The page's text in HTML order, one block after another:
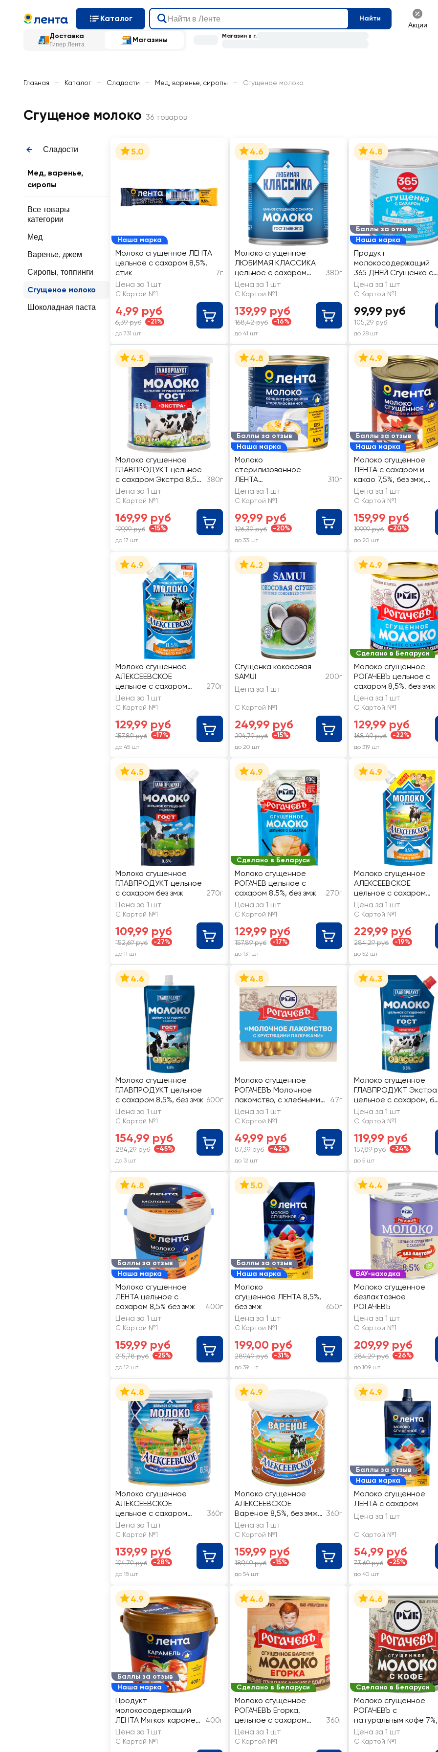
Каталог Найти
Акции
Доставка
Гипер Лента
Магазины Магазин в г.
Главная — Каталог — Сладости — Мед, варенье, сиропы — Сгущеное молоко
Сгущеное молоко 36 товаров
Сладости
Мед, варенье,
сиропы
Все товары
категории
Мед
Варенье, джем
Сиропы, топпинги
Сгущеное молоко
Шоколадная паста
Наша марка
5.0
Молоко сгущенное ЛЕНТА
цельное с сахаром 8,5%,
стик
7г
Цена за 1 шт
С Картой №1
4,99 руб
6,39 руб -21%
до 731 шт
4.6
Молоко сгущенное
ЛЮБИМАЯ КЛАССИКА
цельное с сахаром
8,5% без змж
380г
Цена за 1 шт
С Картой №1
139,99 руб
168,42 руб -16%
до 41 шт
Баллы за отзыв
Наша марка
4.8
Продукт
молокосодержащий
365 ДНЕЙ Сгущенка с
сахаром 8,5%, 1%
молочный жир, с змж
Цена за 1 шт
С Картой №1
99,99 руб
105,29 руб
до 28 шт
4.5
Молоко сгущенное
ГЛАВПРОДУКТ цельное
с сахаром Экстра 8,5%
без змж ГОСТ
380г
Цена за 1 шт
С Картой №1
169,99 руб
199,99 руб -15%
до 17 шт
Баллы за отзыв
Наша марка
4.8
Молоко
стерилизованное
ЛЕНТА
концентрированное
8,5% без змж
310г
Цена за 1 шт
С Картой №1
99,99 руб
126,39 руб -20%
до 33 шт
Баллы за отзыв
Наша марка
4.9
Молоко сгущенное
ЛЕНТА с сахаром и
какао 7,5%, без змж,
ГОСТ
Цена за 1 шт
С Картой №1
159,99 руб
199,99 руб -20%
до 20 шт
4.9
Молоко сгущенное
АЛЕКСЕЕВСКОЕ
цельное с сахаром
8,5%, без змж ГОСТ
270г
Цена за 1 шт
С Картой №1
129,99 руб
157,89 руб -17%
до 45 шт
4.2
Сгущенка кокосовая
SAMUI
200г
Цена за 1 шт
С Картой №1
249,99 руб
294,79 руб -15%
до 20 шт
Сделано в Беларуси
4.9
Молоко сгущенное
РОГАЧЕВЪ цельное с
сахаром 8,5%, без змж
Цена за 1 шт
С Картой №1
129,99 руб
168,49 руб -22%
до 319 шт
4.5
Молоко сгущенное
ГЛАВПРОДУКТ цельное
с сахаром без змж
270г
Цена за 1 шт
С Картой №1
109,99 руб
152,69 руб -27%
до 11 шт
Сделано в Беларуси
4.9
Молоко сгущенное
РОГАЧЕВ цельное с
сахаром 8,5%, без змж
270г
Цена за 1 шт
С Картой №1
129,99 руб
157,89 руб -17%
до 131 шт
4.9
Молоко сгущенное
АЛЕКСЕЕВСКОЕ
цельное с сахаром
8,5%, без змж ГОСТ
Цена за 1 шт
С Картой №1
229,99 руб
284,29 руб -19%
до 52 шт
4.6
Молоко сгущенное
ГЛАВПРОДУКТ цельное
с сахаром 8,5%, без змж 600г
Цена за 1 шт
С Картой №1
154,99 руб
284,29 руб -45%
до 3 шт
4.8
Молоко сгущенное
РОГАЧЕВЪ Молочное
лакомство, с хлебными
палочками
47г
Цена за 1 шт
С Картой №1
49,99 руб
87,39 руб -42%
до 12 шт
4.3
Молоко сгущенное
ГЛАВПРОДУКТ Экстра
цельное с сахаром,
змж, ГОСТ
Цена за 1 шт
С Картой №1
119,99 руб
157,89 руб -24%
до 5 шт
Баллы за отзыв
Наша марка
4.8
Молоко сгущенное
ЛЕНТА цельное с
сахаром 8,5% без змж
400г
Цена за 1 шт
С Картой №1
159,99 руб
215,78 руб -25%
до 12 шт
Баллы за отзыв
Наша марка
5.0
Молоко
сгущенное ЛЕНТА 8,5%,
без змж
650г
Цена за 1 шт
С Картой №1
199,00 руб
289,49 руб -31%
до 39 шт
ВАУ-находка
4.4
Молоко сгущенное
безлактозное
РОГАЧЕВЪ
Цена за 1 шт
С Картой №1
209,99 руб
284,29 руб -26%
до 109 шт
4.8
Молоко сгущенное
АЛЕКСЕЕВСКОЕ
цельное с сахаром
8,5%, без змж ГОСТ
360г
Цена за 1 шт
С Картой №1
139,99 руб
194,79 руб -28%
до 18 шт
4.9
Молоко сгущенное
АЛЕКСЕЕВСКОЕ
Вареное 8,5%, без змж
ГОСТ
360г
Цена за 1 шт
С Картой №1
159,99 руб
189,49 руб -15%
до 54 шт
Баллы за отзыв
Наша марка
4.9
Молоко сгущенное
ЛЕНТА с сахаром
Цена за 1 шт
С Картой №1
54,99 руб
73,69 руб -25%
до 40 шт
Баллы за отзыв
Наша марка
4.9
Продукт
молокосодержащий
ЛЕНТА Мягкая карамель
5% без змж
400г
Цена за 1 шт
С Картой №1
Сделано в Беларуси
4.6
Молоко сгущенное
РОГАЧЕВЪ Егорка,
цельное с сахаром
вареное 8,5%, без змж
360г
Цена за 1 шт
С Картой №1
Сделано в Беларуси
4.6
Молоко сгущенное
РОГАЧЕВЪ с
натуральным кофе 7%,
без змж
Цена за 1 шт
С Картой №1